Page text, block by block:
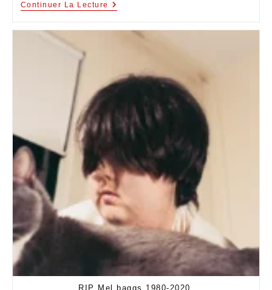
Continuer La Lecture
RIP Mel baggs 1980-2020.